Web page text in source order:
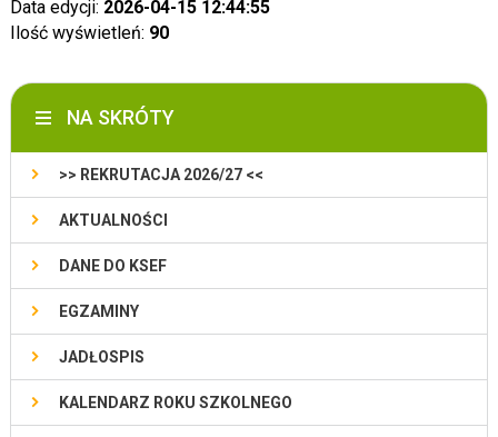
Data edycji: 2026-04-15 12:44:55
Ilość wyświetleń: 90
NA SKRÓTY
>> REKRUTACJA 2026/27 <<
AKTUALNOŚCI
DANE DO KSEF
EGZAMINY
JADŁOSPIS
KALENDARZ ROKU SZKOLNEGO